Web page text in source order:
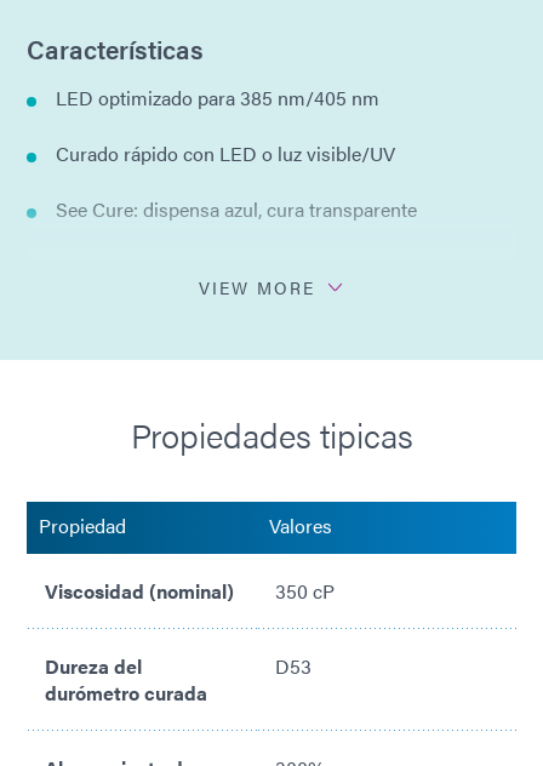
Características
LED optimizado para 385 nm/405 nm
Curado rápido con LED o luz visible/UV
See Cure: dispensa azul, cura transparente
Cumple con la norma ISO 10993
VIEW MORE
Propiedades tipicas
Propiedad Valores
Viscosidad (nominal) 350 cP
Dureza del
durómetro curada
D53